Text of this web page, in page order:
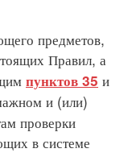
предметов,
Правил, а
пунктов 35 и
и (или)
проверки
в системе